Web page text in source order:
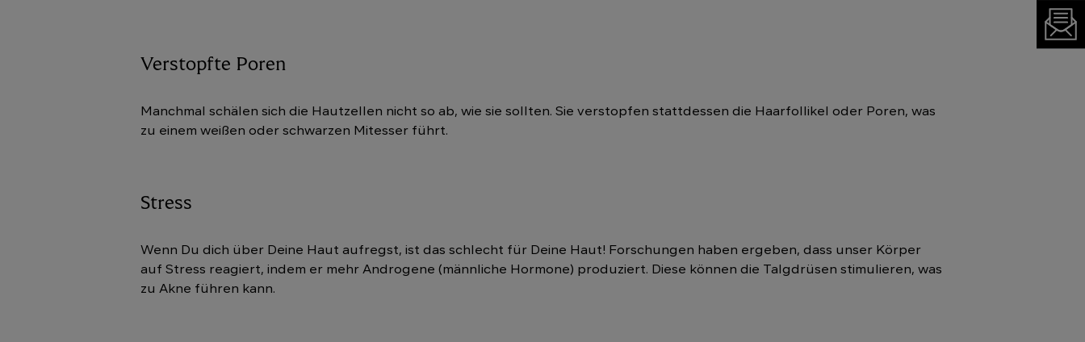
Verstopfte Poren
Manchmal schälen sich die Hautzellen nicht so ab, wie sie sollten. Sie verstopfen stattdessen die Haarfollikel oder Poren, was
zu einem weißen oder schwarzen Mitesser führt.
Stress
Wenn Du dich über Deine Haut aufregst, ist das schlecht für Deine Haut! Forschungen haben ergeben, dass unser Körper
auf Stress reagiert, indem er mehr Androgene (männliche Hormone) produziert. Diese können die Talgdrüsen stimulieren, was
zu Akne führen kann.